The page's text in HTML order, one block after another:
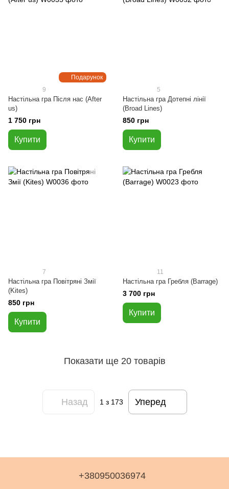
Подарунок
9
Настільна гра Після нас (After
us)
1 750 грн
Купити
5
Настільна гра Дотепні лінії
(Broad Lines)
850 грн
Купити
7
Настільна гра Повітряні Змії
(Kites)
850 грн
Купити
11
Настільна гра Гребля (Barrage)
3 700 грн
Купити
Показати ще 20 товарів
Назад 1 з 173 Уперед
+380950036974